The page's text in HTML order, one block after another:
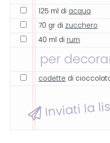
125 ml di acqua
70 gr di zucchero
40 ml di rum
per
codette di
Inviati la